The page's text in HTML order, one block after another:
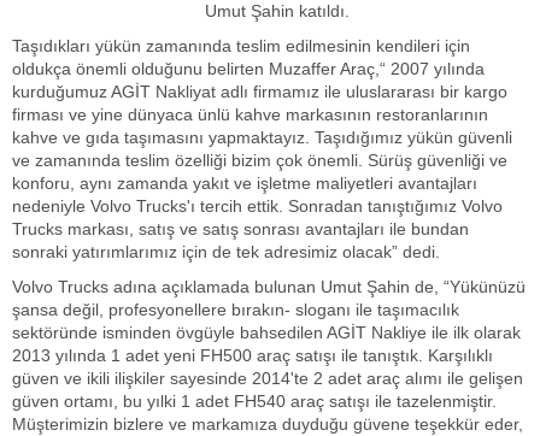
Umut Şahin katıldı.
Taşıdıkları yükün zamanında teslim edilmesinin kendileri için
oldukça önemli olduğunu belirten Muzaffer Araç,“ 2007 yılında
kurduğumuz AGİT Nakliyat adlı firmamız ile uluslararası bir kargo
firması ve yine dünyaca ünlü kahve markasının restoranlarının
kahve ve gıda taşımasını yapmaktayız. Taşıdığımız yükün güvenli
ve zamanında teslim özelliği bizim çok önemli. Sürüş güvenliği ve
konforu, aynı zamanda yakıt ve işletme maliyetleri avantajları
nedeniyle Volvo Trucks'ı tercih ettik. Sonradan tanıştığımız Volvo
Trucks markası, satış ve satış sonrası avantajları ile bundan
sonraki yatırımlarımız için de tek adresimiz olacak” dedi.
Volvo Trucks adına açıklamada bulunan Umut Şahin de, “Yükünüzü
şansa değil, profesyonellere bırakın- sloganı ile taşımacılık
sektöründe isminden övgüyle bahsedilen AGİT Nakliye ile ilk olarak
2013 yılında 1 adet yeni FH500 araç satışı ile tanıştık. Karşılıklı
güven ve ikili ilişkiler sayesinde 2014'te 2 adet araç alımı ile gelişen
güven ortamı, bu yılki 1 adet FH540 araç satışı ile tazelenmiştir.
Müşterimizin bizlere ve markamıza duyduğu güvene teşekkür eder,